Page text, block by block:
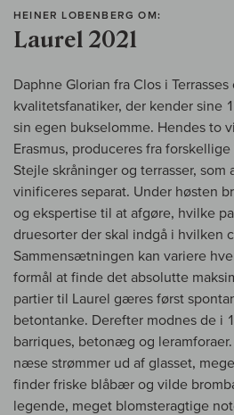
HEINER LOBENBERG OM:
Laurel 2021
Daphne Glorian fra Clos i
kvalitetsfanatiker, der kender sine
sin egen bukselomme. Hendes to
Erasmus, produceres fra
Stejle skråninger og terrasser, som
vinificeres separat. Under høsten
og ekspertise til at afgøre, hvilke
druesorter der skal indgå i hvilken
Sammensætningen kan variere
formål at finde det absolutte
partier til Laurel gæres først
betontanke. Derefter modnes de i
barriques, betonæg og
næse strømmer ud af glasset,
finder friske blåbær og vilde
legende, meget blomsteragtige